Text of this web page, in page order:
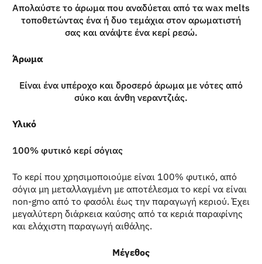
Απολαύστε το άρωμα που αναδύεται από τα wax melts
τοποθετώντας ένα ή δυο τεμάχια στον αρωματιστή
σας και ανάψτε ένα κερί ρεσώ.
Άρωμα
Είναι ένα υπέροχο και δροσερό άρωμα με νότες από
σύκο και άνθη νεραντζιάς.
Υλικό
100% φυτικό κερί σόγιας
Το κερί που χρησιμοποιούμε είναι 100% φυτικό, από
σόγια μη μεταλλαγμένη με αποτέλεσμα το κερί να είναι
non-gmo από το φασόλι έως την παραγωγή κεριού. Έχει
μεγαλύτερη διάρκεια καύσης από τα κεριά παραφίνης
και ελάχιστη παραγωγή αιθάλης.
Μέγεθος